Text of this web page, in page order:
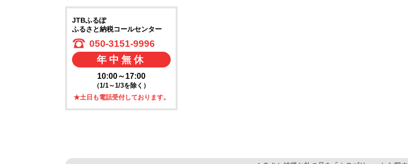
JTBふるぽ
ふるさと納税コールセンター
050-3151-9996
年中無休
10:00～17:00
（1/1～1/3を除く）
★土日も電話受付しております。